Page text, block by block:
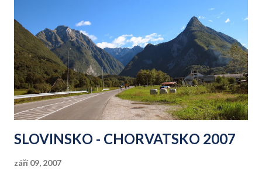
SLOVINSKO - CHORVATSKO 2007
září 09, 2007